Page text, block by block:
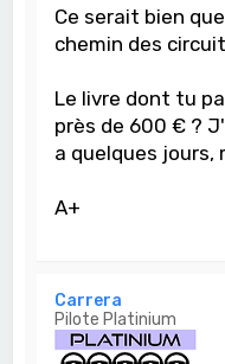
Ce serait bien
chemin des
Le livre dont tu
près de 600 € ?
a quelques jours,
A+
Carrera
Pilote Platinium